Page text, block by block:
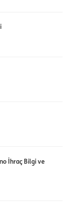
İhraç Bilgi ve